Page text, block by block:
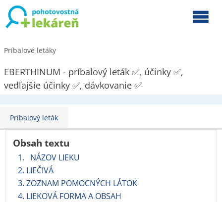
Príbalové letáky
EBERTHINUM - príbalový leták ✅, účinky ✅,
vedľajšie účinky ✅, dávkovanie ✅
Príbalový leták
Obsah textu
1. NÁZOV LIEKU
2. LIEČIVÁ
3. ZOZNAM POMOCNÝCH LÁTOK
4. LIEKOVÁ FORMA A OBSAH